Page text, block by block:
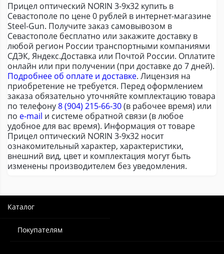
Прицел оптический NORIN 3-9х32 купить в
Севастополе по цене 0 рублей в интернет-магазине
Steel-Gun. Получите заказ самовывозом в
Севастополе бесплатно или закажите доставку в
любой регион России транспортными компаниями
СДЭК, Яндекс.Доставка или Почтой России. Оплатите
онлайн или при получении (при доставке до 7 дней).
Подробнее об оплате и доставке. Лицензия на
приобретение не требуется. Перед оформлением
заказа обязательно уточняйте комплектацию товара
по телефону8 (904) 215-66-30(в рабочее время) или
по e-mail и системе обратной связи (в любое
удобное для вас время). Информация от товаре
Прицел оптический NORIN 3-9х32 носит
ознакомительный характер, характеристики,
внешний вид, цвет и комплектация могут быть
изменены производителем без уведомления.
Каталог
Покупателям